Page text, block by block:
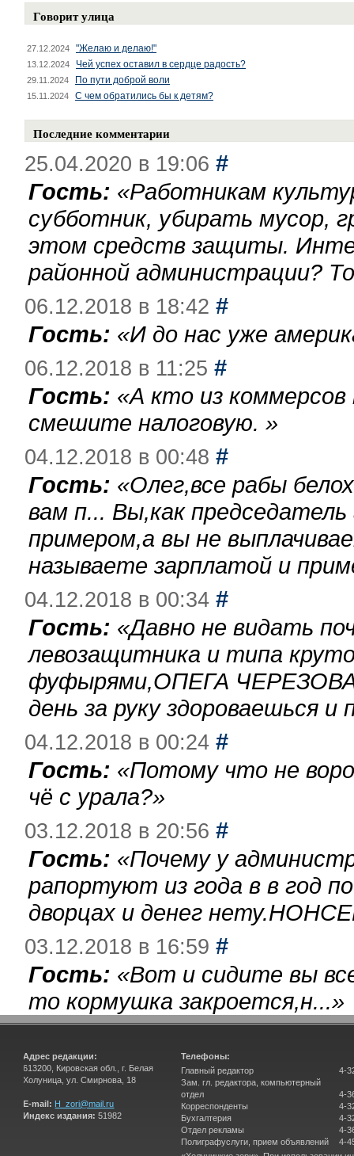
Говорит улица
27.12.2024 "Желаю и делаю!"
13.12.2024 Чей успех оставил в сердце радость?
29.11.2024 По пути доброй воли
15.11.2024 С чем обратились бы к детям?
Последние комментарии
25.04.2020 в 19:06 #
Гость: «Работникам
субботник, убирать мусор,
этом средств защиты.
районной администрации?
06.12.2018 в 18:42 #
Гость: «И до нас уже
06.12.2018 в 11:25 #
Гость: «А кто из
смешите налоговую. »
04.12.2018 в 00:48 #
Гость: «Олег,все рабы
вам п... Вы,как
примером,а вы не
называете зарплатой и
04.12.2018 в 00:34 #
Гость: «Давно не видать
левозащитника и типа
фуфырями,ОПЕГА
день за руку здороваешься
04.12.2018 в 00:24 #
Гость: «Потому что не
чё с урала?»
03.12.2018 в 20:56 #
Гость: «Почему у
рапортуют из года в в год
дворцах и денег
03.12.2018 в 16:59 #
Гость: «Вот и сидите вы
то кормушка закроется,н...»
Адрес редакции:
613200, Кировская обл., г. Белая
Холуница, ул. Смирнова, 18
E-mail: H_zori@mail.ru
Индекс издания: 51982
Телефоны:
Главный редактор
Зам. гл. редактора, компьютерный
отдел
Корреспонденты
Бухгалтерия
Отдел рекламы
Полиграфуслуги, прием объявлений
4-
4-
4-
4-
4-
4-